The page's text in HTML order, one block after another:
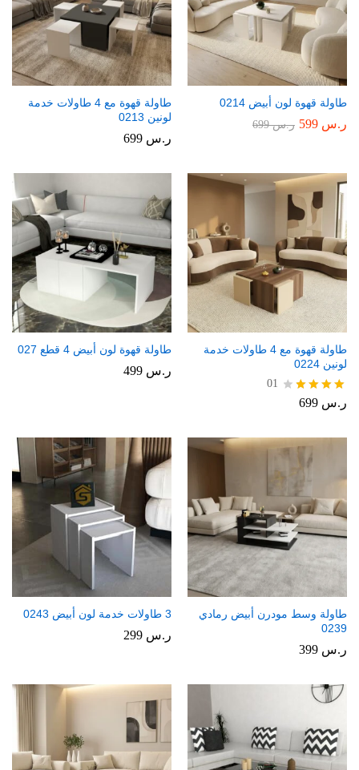
طاولة قهوة لون أبيض 0214
ر.س ر.س699
طاولة قهوة مع 4 طاولات خدمة
لونين 0213
ر.س
طاولة قهوة مع 4 طاولات خدمة
لونين 0224
تم
من 5
01
ر.س
طاولة قهوة لون أبيض 4 قطع 027
ر.س
طاولة وسط مودرن أبيض رمادي
0239
ر.س
3 طاولات خدمة لون أبيض 0243
ر.س